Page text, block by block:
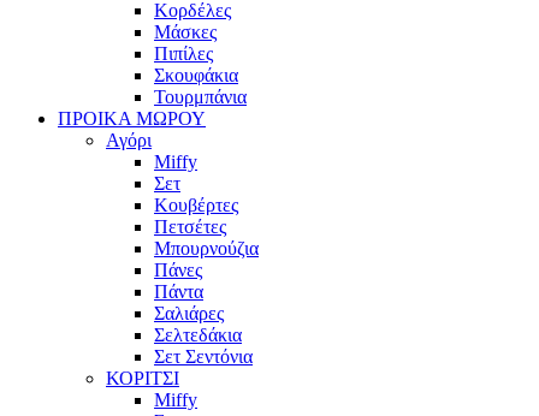
Κορδέλες
Μάσκες
Πιπίλες
Σκουφάκια
Τουρμπάνια
ΠΡΟΙΚΑ ΜΩΡΟΥ
Αγόρι
Miffy
Σετ
Κουβέρτες
Πετσέτες
Μπουρνούζια
Πάνες
Πάντα
Σαλιάρες
Σελτεδάκια
Σετ Σεντόνια
ΚΟΡΙΤΣΙ
Miffy